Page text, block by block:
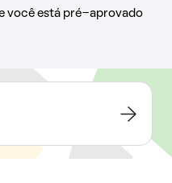
você está pré-aprovado